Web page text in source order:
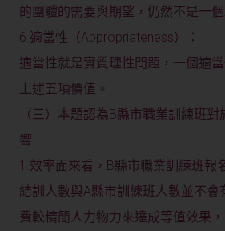
的團體的需要與期望，仍然不是一個
6.適當性（Appropriateness）：
適當性就是實質理性問題，一個適
上述五項價值。
（三）本題認為B縣市職業訓練班
響
1.效率面來看，B縣市職業訓練班報
結訓人數與A縣市訓練班人數並不會
費較精簡人力物力來達成等值效果